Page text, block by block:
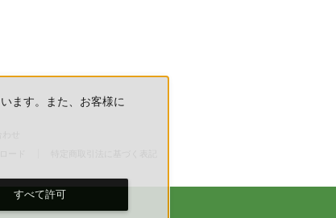
ます。また、お客様に
すべて許可